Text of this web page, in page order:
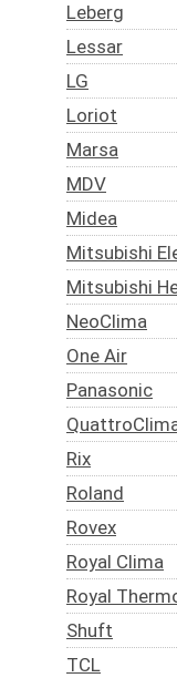
Leberg
Lessar
LG
Loriot
Marsa
MDV
Midea
Mitsubishi
Mitsubishi
NeoClima
One Air
Panasonic
Rix
Roland
Rovex
Royal Clima
Royal
Shuft
TCL